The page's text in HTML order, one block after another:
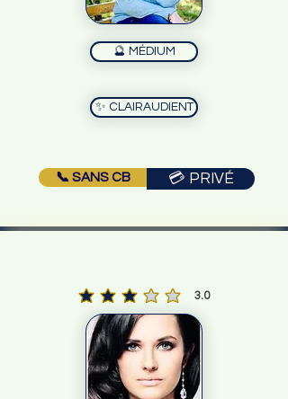
🔮 MÉDIUM
✨ CLAIRAUDIENT
📞 SANS CB 💳 PRIVÉ
3.0
la note moyenne est 3 sur 5